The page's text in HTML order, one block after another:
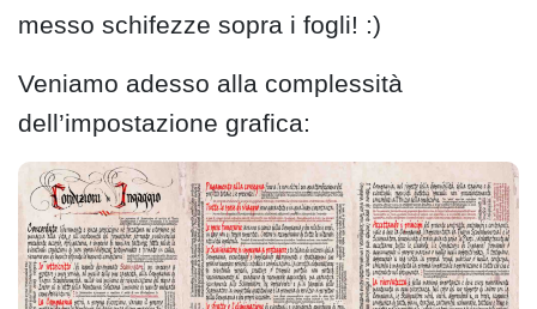
messo schifezze sopra i fogli! :)
Veniamo adesso alla complessità
dell’impostazione grafica: